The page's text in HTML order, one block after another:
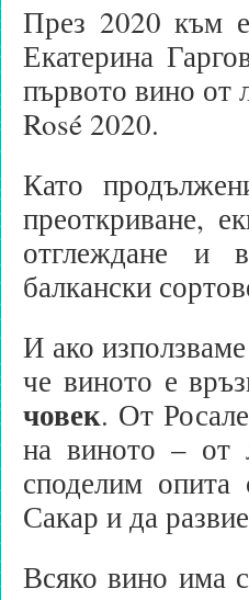
През 2020 към
Екатерина
първото вино от
Rosé 2020.
Като
преоткриване,
отглеждане и
балкански
И ако
че виното е
човек. От
на виното – от
споделим
Сакар и да
Всяко вино има